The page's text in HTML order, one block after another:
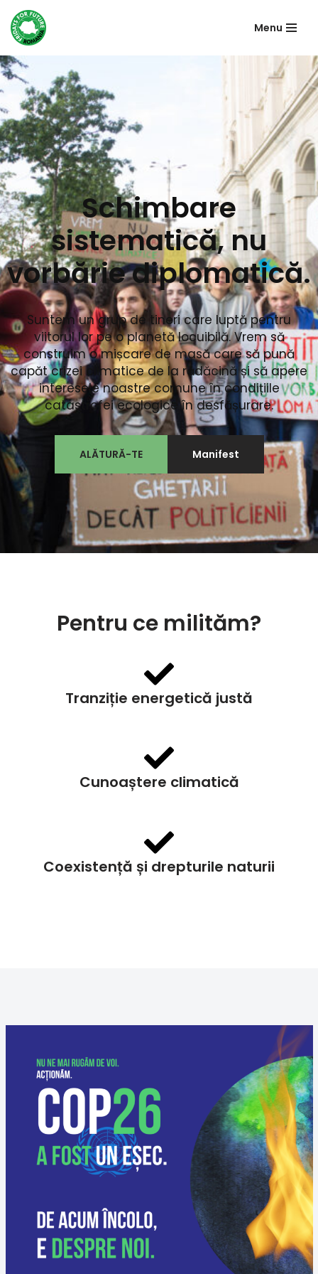
Sari
la
conținut
Menu
Schimbare
sistematică, nu
vorbărie diplomatică.
Suntem un grup de tineri care luptă pentru
viitorul lor pe o planetă locuibilă. Vrem să
construim o mișcare de masă care să pună
capăt crizei climatice de la rădăcină și să apere
interesele noastre comune în condițiile
catastrofei ecologice în desfășurare.
ALĂTURĂ-TE Manifest
Pentru ce milităm?
Tranziție energetică justă
Cunoaștere climatică
Coexistență și drepturile naturii